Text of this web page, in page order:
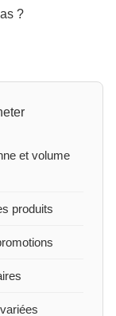
?
et volume
produits